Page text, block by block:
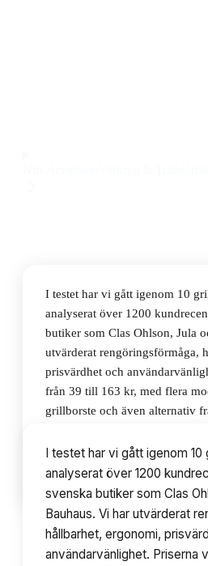
I testet har vi gått igenom 10
analyserat över 1200
butiker som Clas Ohlson, Jula
utvärderat rengöringsförmåga,
prisvärdhet och
från 39 till 163 kr, med flera
grillborste och även alternativ
Innehållsförteckning
I testet har vi gått igenom 10
analyserat över 1200
svenska butiker som Clas
Bauhaus. Vi har utvärderat
hållbarhet, ergonomi,
användarvänlighet. Priserna